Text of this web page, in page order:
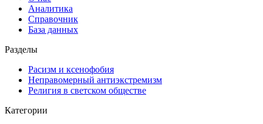
Аналитика
Справочник
База данных
Разделы
Расизм и ксенофобия
Неправомерный антиэкстремизм
Религия в светском обществе
Категории